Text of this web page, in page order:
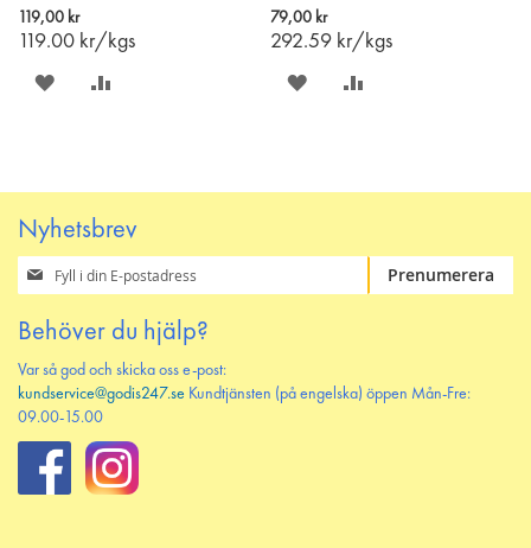
119,00 kr
119.00 kr/kgs
i
varukorgen
SPARA
saltlakritspastiller 270g
79,00 kr
292.59 kr/kgs
i
varukorgen
SPARA
Nyhetsbrev
Prenumerera
på
nyhetsbrev
Prenumerera
Behöver du hjälp?
Var så god och skicka oss e-post:
kundservice@godis247.se Kundtjänsten (på engelska) öppen Mån-Fre:
09.00-15.00